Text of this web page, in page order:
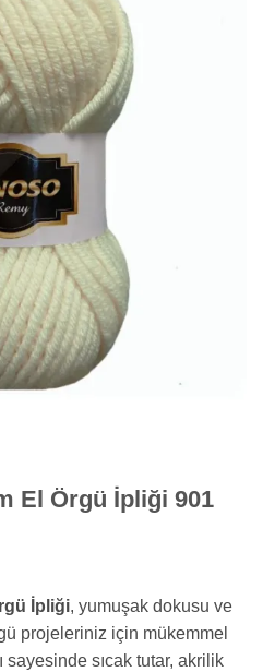
El Örgü İpliği 901
İpliği, yumuşak dokusu ve
projeleriniz için mükemmel
sayesinde sıcak tutar, akrilik